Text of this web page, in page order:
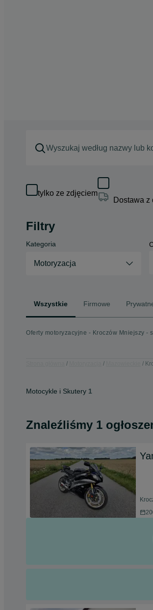
tylko ze zdjęciem
Dostawa z
Filtry
Kategoria
Motoryzacja
Wszystkie Firmowe
Oferty motoryzacyjne - Kroczów Mniejszy -
Motocykle i Skutery 1
Znaleźliśmy 1